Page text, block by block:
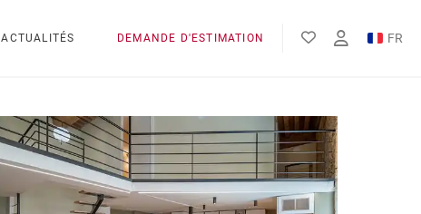
ACTUALITÉS DEMANDE D'ESTIMATION
FR